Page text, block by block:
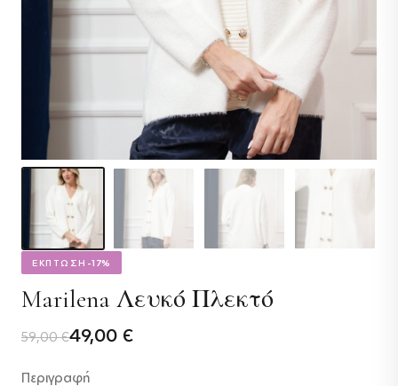
ΕΚΠΤΩΣΗ -17%
Marilena Λευκό Πλεκτό
59,00€
Original49,00 €
Η
Περιγραφή